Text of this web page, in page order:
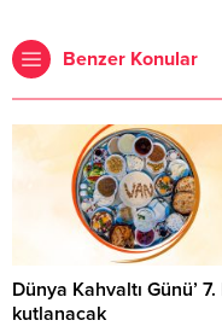
Benzer Konular
Dünya Kahvaltı Günü’ 7.
kutlanacak